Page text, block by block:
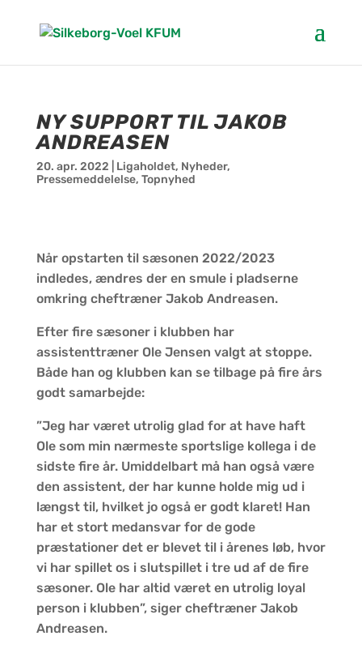
NY SUPPORT TIL JAKOB
ANDREASEN
20. apr. 2022 Ligaholdet, Nyheder,
Pressemeddelelse, Topnyhed
Når opstarten til sæsonen 2022/2023
indledes, ændres der en smule i pladserne
omkring cheftræner Jakob Andreasen.
Efter fire sæsoner i klubben har
assistenttræner Ole Jensen valgt at stoppe.
Både han og klubben kan se tilbage på fire års
godt samarbejde:
”Jeg har været utrolig glad for at have haft
Ole som min nærmeste sportslige kollega i de
sidste fire år. Umiddelbart må han også være
den assistent, der har kunne holde mig ud i
længst til, hvilket jo også er godt klaret! Han
har et stort medansvar for de gode
præstationer det er blevet til i årenes løb, hvor
vi har spillet os i slutspillet i tre ud af de fire
sæsoner. Ole har altid været en utrolig loyal
person i klubben”, siger cheftræner Jakob
Andreasen.